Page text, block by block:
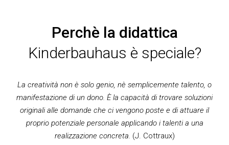
Perchè la didattica
Kinderbauhaus è speciale?
La creatività non è solo genio, nè semplicemente talento, o
manifestazione di un dono. È la capacità di trovare soluzioni
originali alle domande che ci vengono poste e di attuare il
proprio potenziale personale applicando i talenti a una
realizzazione concreta. (J. Cottraux)